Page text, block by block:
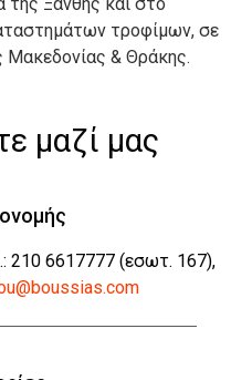
της Ξάνθης και στο
τροφίμων, σε
Μακεδονίας & Θράκης.
μαζί μας
210 6617777 (εσωτ. 167),